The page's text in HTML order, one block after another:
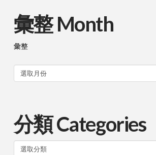
彙整 Month
彙整
分類 Categories